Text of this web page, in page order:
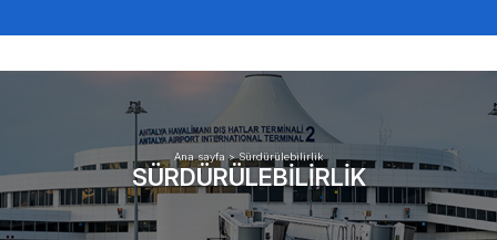
Ana sayfa >Sürdürülebilirlik
SÜRDÜRÜLEBILIRLIK